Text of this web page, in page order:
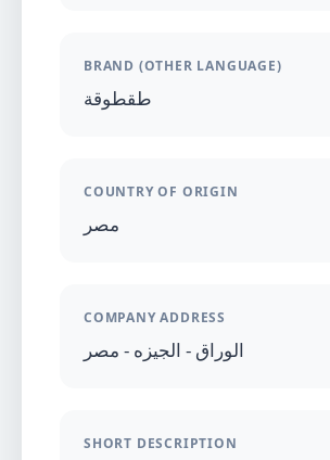
BRAND (OTHER LANGUAGE)
طقطوقة
COUNTRY OF ORIGIN
مصر
COMPANY ADDRESS
الوراق - الجيزه - مصر
SHORT DESCRIPTION